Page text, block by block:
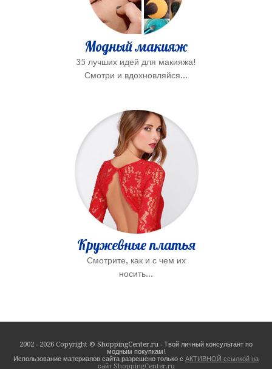
Модный макияж
35 лучших идей для макияжа!
Смотри и вдохновляйся...
Кружевные платья
Смотрите, как и с чем их
носить...
2002 - 2026 Copyright © ShoppingCenter.ru - Твой личный консультант по
модным покупкам!
Использование материалов сайта разрешено только с АКТИВНОЙ ссылкой на
сайт ShoppingCenter.ru